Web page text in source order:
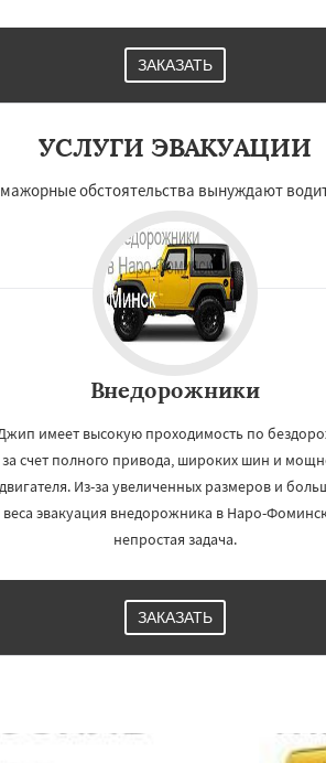
×
Подольск
Посад
ЗАКАЗАТЬ
УСЛУГИ ЭВАКУАЦИИ
обстоятельства вынуждают
Внедорожники
имеет высокую проходимость по
за счет полного привода, широких шин и
двигателя. Из-за увеличенных размеров и
веса эвакуация внедорожника в Наро-
непростая задача.
ЗАКАЗАТЬ
УЗНАТЬ ПОДРОБНЕЕ
Даю согласие на обработку персональных данных